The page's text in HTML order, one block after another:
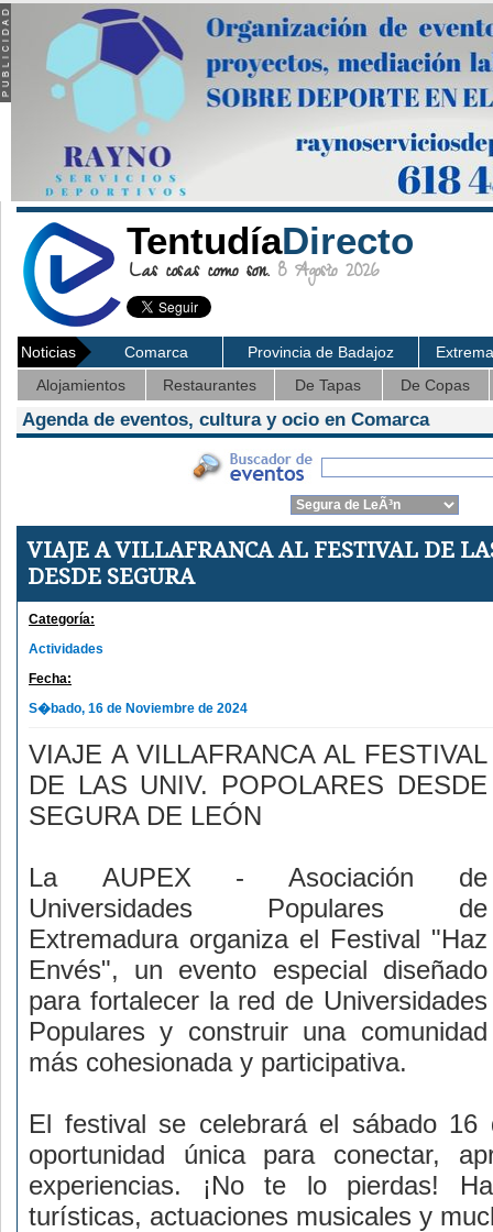
TentudíaDirecto
Las cosas como son. 8 Agosto 2026
Noticias Comarca Provincia de Badajoz
Alojamientos
Restaurantes De Tapas De Copas
Agenda de eventos, cultura y ocio en Comarca
VIAJE A VILLAFRANCA AL FESTIVAL DE
DESDE SEGURA
Categoría:
Actividades
Fecha:
S�bado, 16 de Noviembre de 2024
VIAJE A VILLAFRANCA AL FESTIVAL
DE LAS UNIV. POPOLARES DESDE
SEGURA DE LEÓN
La AUPEX - Asociación de
Universidades Populares de
Extremaduraorganiza el Festival "Haz
Envés", un evento especial diseñado
para fortalecer la red de Universidades
Populares y construir una comunidad
más cohesionada y participativa.
El festival se celebrará el sábado 16
oportunidad única para conectar,
experiencias. ¡No te lo pierdas!
turísticas, actuaciones musicales y